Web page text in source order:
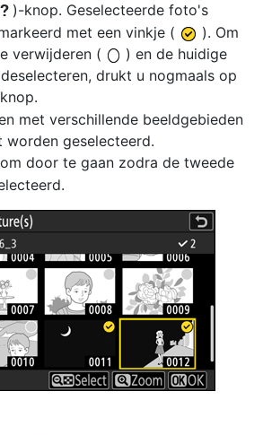
Q )-knop. Geselecteerde foto's
met een vinkje (
). Om
verwijderen (
) en de huidige
drukt u nogmaals op
met verschillende beeldgebieden
worden geselecteerd.
om door te gaan zodra de tweede